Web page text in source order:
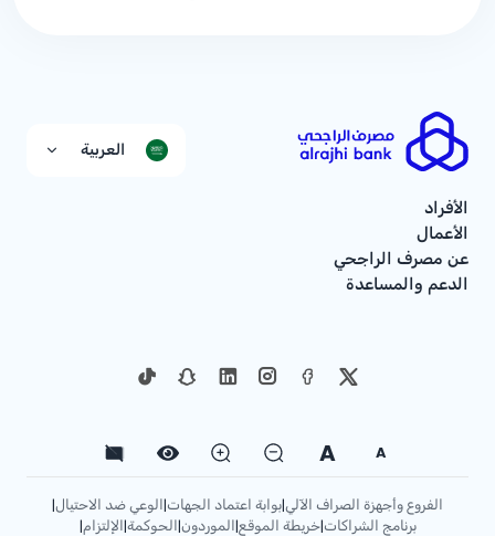
العربية
الأفراد
الأعمال
عن مصرف الراجحي
الدعم والمساعدة
A
A
الفروع وأجهزة الصراف الآلي|بوابة اعتماد الجهات|الوعي ضد الاحتيال|
برنامج الشراكات|خريطة الموقع|الموردون|الحوكمة|الإلتزام|